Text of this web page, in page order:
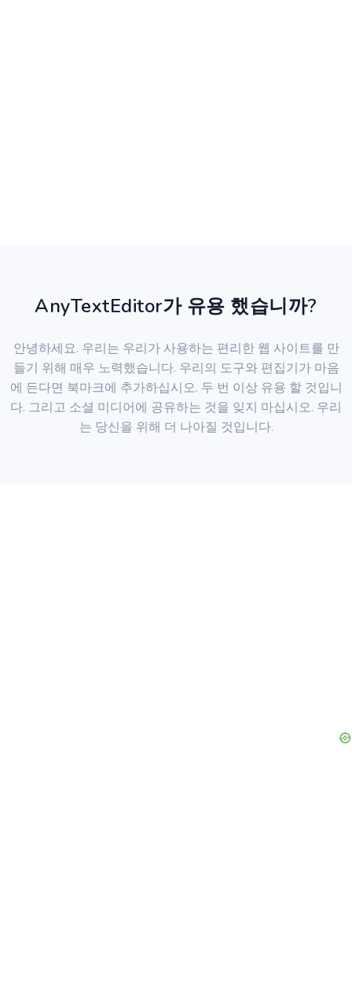
AnyTextEditor가 유용 했습니까?
안녕하세요. 우리는 우리가 사용하는 편리한 웹 사이트를 만
들기 위해 매우 노력했습니다. 우리의 도구와 편집기가 마음
에 든다면 북마크에 추가하십시오. 두 번 이상 유용 할 것입니
다. 그리고 소셜 미디어에 공유하는 것을 잊지 마십시오. 우리
는 당신을 위해 더 나아질 것입니다.